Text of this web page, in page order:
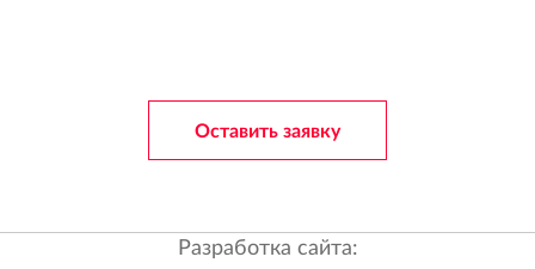
Оставить заявку
Разработка сайта: